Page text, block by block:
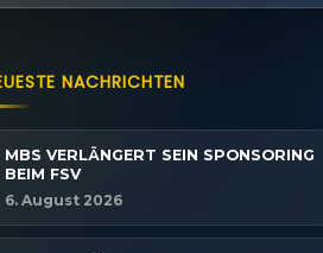
NACHRICHTEN
MBS VERLÄNGERT SEIN SPONSORING
BEIM FSV
6. August 2026